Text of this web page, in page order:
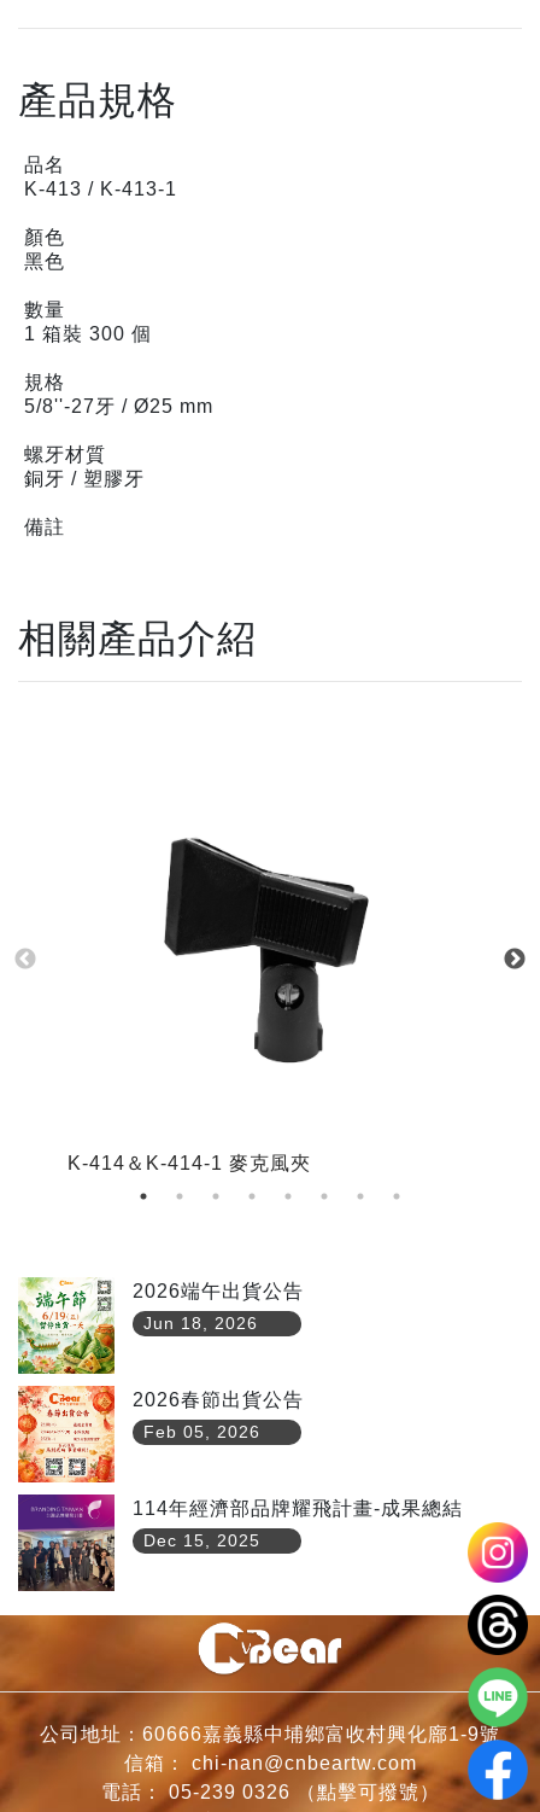
產品規格
品名
K-413 / K-413-1
顏色
黑色
數量
1 箱裝 300 個
規格
5/8''-27牙 / Ø25 mm
螺牙材質
銅牙 / 塑膠牙
備註
相關產品介紹
K-414＆K-414-1 麥克風夾
2026端午出貨公告
Jun 18, 2026
2026春節出貨公告
Feb 05, 2026
114年經濟部品牌耀飛計畫-成果總結
Dec 15, 2025
公司地址：60666嘉義縣中埔鄉富收村興化廍1-9號
信箱： chi-nan@cnbeartw.com
電話：05-239 0326
（點擊可撥號）